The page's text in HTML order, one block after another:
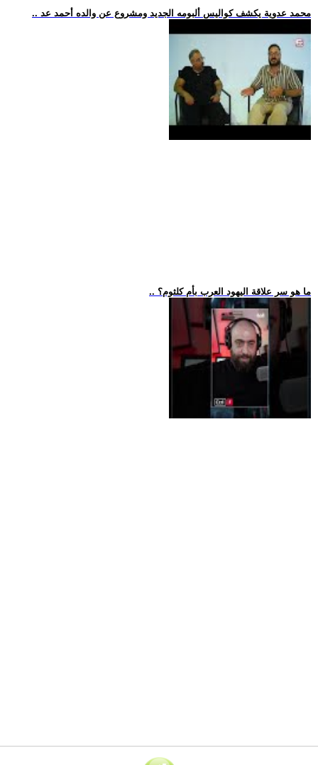
.. محمد عدوية يكشف كواليس ألبومه الجديد ومشروع عن والده أحمد عد
.. ما هو سر علاقة اليهود العرب بأم كلثوم؟